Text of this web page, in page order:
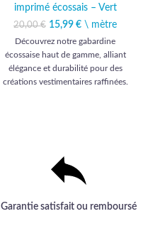
imprimé écossais – Vert
20,00€
Le prix initial était :
20,00 €.
15,99 €
Le prix
actuel est :
15,99 €.
\ mètre
Découvrez notre gabardine
écossaise haut de gamme, alliant
élégance et durabilité pour des
créations vestimentaires raffinées.
Garantie satisfait ou remboursé